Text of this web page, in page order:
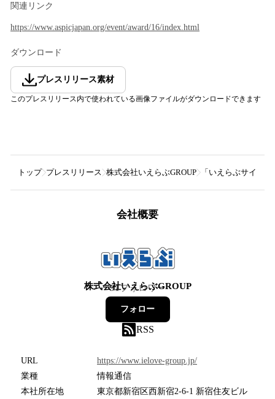
関連リンク
https://www.aspicjapan.org/event/award/16/index.html
ダウンロード
プレスリリース素材
このプレスリリース内で使われている画像ファイルがダウンロードできます
トップ プレスリリース 株式会社いえらぶGROUP 「いえらぶサイン
会社概要
株式会社いえらぶGROUP
91フォロワー
フォロー
RSS
URL
https://www.ielove-group.jp/
業種
情報通信
本社所在地
東京都新宿区西新宿2-6-1 新宿住友ビル